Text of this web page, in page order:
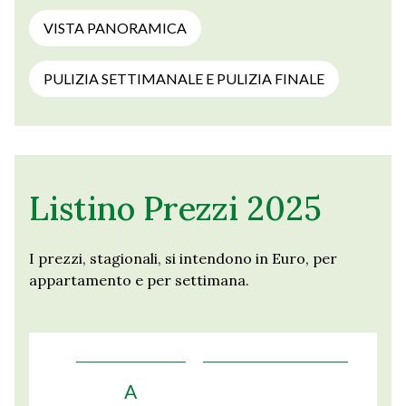
VISTA PANORAMICA
PULIZIA SETTIMANALE E PULIZIA FINALE
Listino Prezzi 2025
I prezzi, stagionali, si intendono in Euro, per
appartamento e per settimana.
A